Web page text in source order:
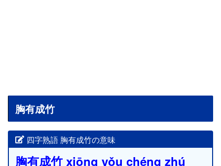
胸有成竹
四字熟語 胸有成竹の意味
胸有成竹 xiōng yǒu chéng zhú